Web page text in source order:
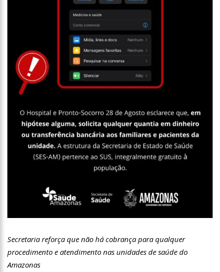
Greve de ônibus é suspensa a pedido do prefeito de
Manaus
PIB do Japão registra crescimento pela primeira vez em 3
trimestres
12:49 Anitta diz que ficou dez meses sem sexo e revela como se
sentiu
12:37
Agenor Tupinambá fala sobre namoro com Lucas: “Não
houve traição”
12:23
14:56 Vídeo: Reação de Ana Clara após não pegar buquê em
casamento viraliza: “Filho da put*! Nojento!”
14:52 Procon-AM orienta população que Lei do Troco é válida e
deve ser respeitada
Empresário ‘Passarão’, dono do porto Chibatão, morre em
São Paulo
Acusado de divulgar fotos de corpo de Marília Mendonça e
mal’
11:22 UEA e Sejusc lançam cursos de capacitação para
atendimento a Pessoas com Deficiência
Secretaria reforça que não há cobrança para qualquer
procedimento e atendimento nas unidades de saúde do
Amazonas